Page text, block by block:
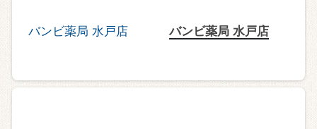
バンビ薬局 水戸店